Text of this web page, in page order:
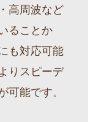
高周波など
ることか
も対応可能
りスピーデ
可能です。